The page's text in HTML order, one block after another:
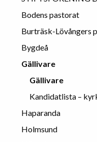
Bodens pastorat
Burträsk-Lövångers
Bygdeå
Gällivare
Gällivare
Kandidatlista –
Haparanda
Holmsund